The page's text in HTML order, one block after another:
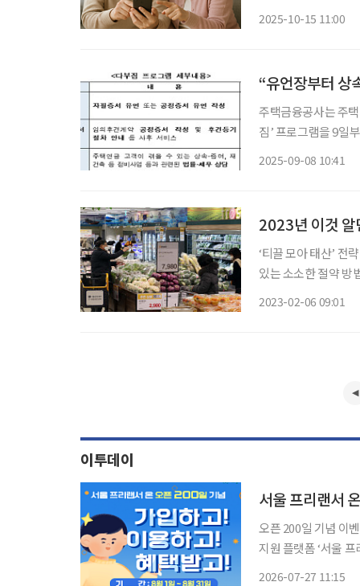
2025-10-15 11:00
“유언장부터 상
주택금융공사는 주
짐’ 프로그램을 9일부터 시작한다고 8
2025-09-08 10:41
2023년 이것 알
‘티끌 모아 태산’ 전
있는 소소한 절약 방법을 소개한다. PART1 | 복지 &
2023-02-06 09:01
이투데이
오픈 200일 기념 이벤트⋯8월 한
지원 플랫폼 ‘서울
2026-07-27 11:15